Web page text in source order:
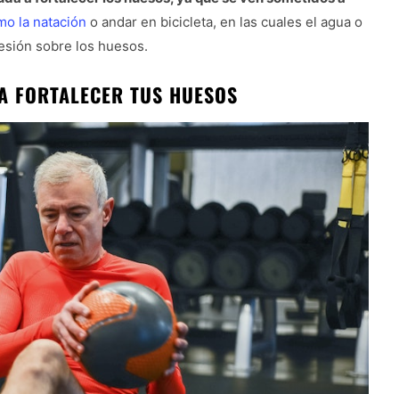
la natación o andar en bicicleta, en las cuales el agua o
sobre los huesos.
FORTALECER TUS HUESOS